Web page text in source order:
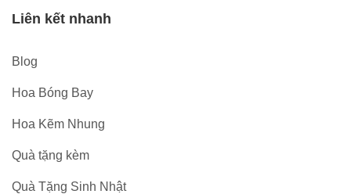
Liên kết nhanh
Blog
Hoa Bóng Bay
Hoa Kẽm Nhung
Quà tặng kèm
Quà Tặng Sinh Nhật